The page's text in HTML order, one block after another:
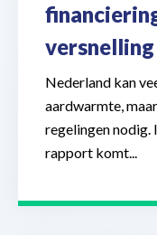
Nederland kan
aardwarmte,
regelingen nodig.
rapport komt...